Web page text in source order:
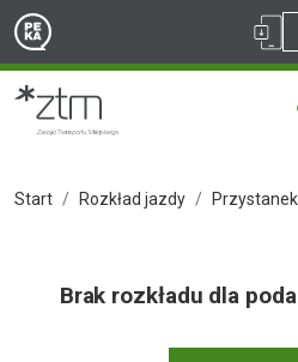
Start Rozkład jazdy Przystanek
Brak rozkładu dla